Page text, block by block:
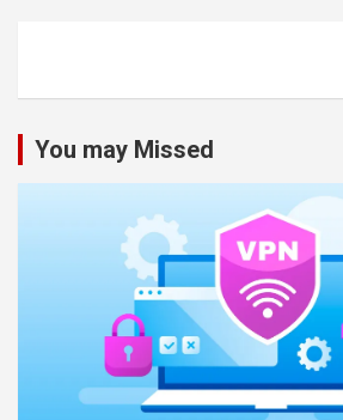
You may Missed